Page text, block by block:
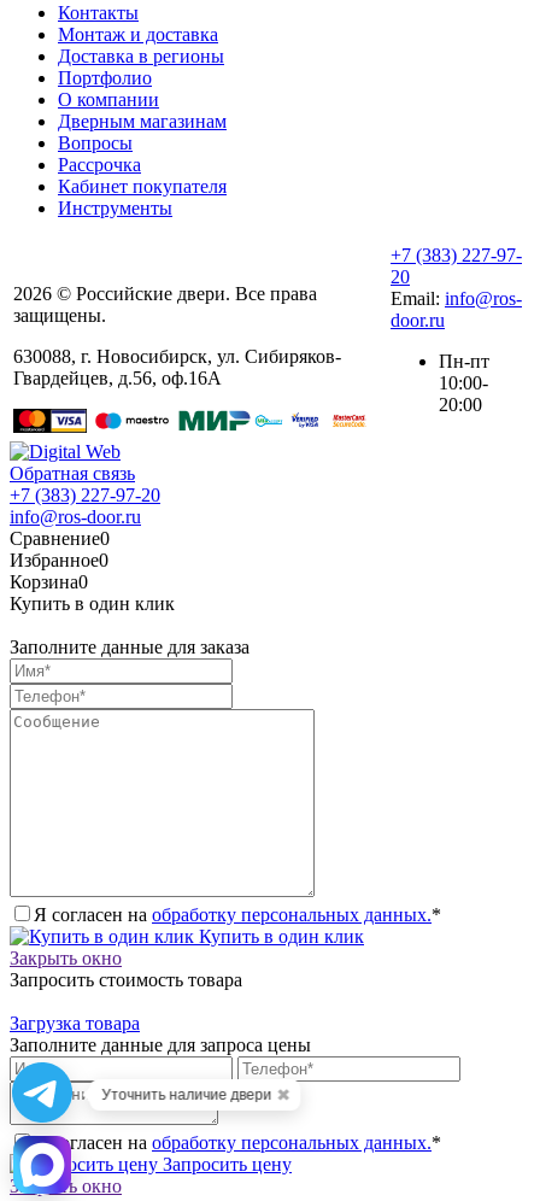
Контакты
Монтаж и доставка
Доставка в регионы
Портфолио
О компании
Дверным магазинам
Вопросы
Рассрочка
Кабинет покупателя
Инструменты
2026 © Российские двери. Все права
защищены.
630088, г. Новосибирск, ул. ​Сибиряков-
Гвардейцев, д.56​, оф.16А
Уточнить наличие двери ✖
+7 (383) 227-97-
20
Email: info@ros-
door.ru
Пн-пт
10:00-
20:00
Обратная связь
+7 (383) 227-97-20
info@ros-door.ru
Сравнение0
Избранное0
Корзина0
Купить в один клик
Заполните данные для заказа
Я согласен на обработку персональных данных.*
Купить в один клик
Закрыть окно
Запросить стоимость товара
Загрузка товара
Заполните данные для запроса цены
Я согласен на обработку персональных данных.*
Запросить цену
Закрыть окно